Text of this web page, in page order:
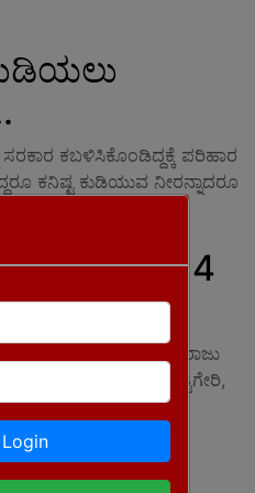
Login
ಕಬಳಿಸಿಕೊಂಡಿದ್ದಕ್ಕೆ ಪರಿಹಾರ
ಕನಿಷ್ಟ ಕುಡಿಯುವ ನೀರನ್ನಾದರೂ
ಕಂದಾಯ
ಭಾಗದಲ್ಲಿ 4
ಕಡಿತ
ಶ್ರೀಮಂಗಲ ವಿದ್ಯುತ್ ಸರಬರಾಜು
ಶ್ರೀಮಂಗಲ, ಟಿ. ಶೆಟ್ಟಿಗೇರಿ,